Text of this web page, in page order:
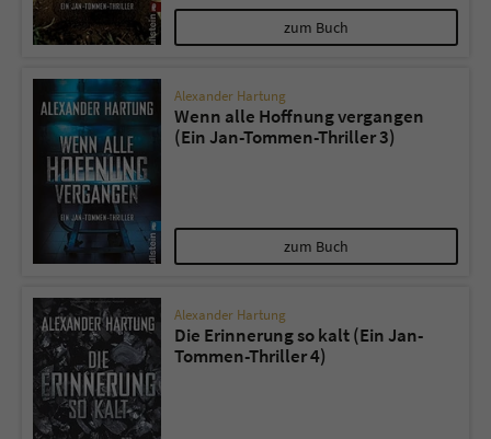
zum Buch
Alexander Hartung
Wenn alle Hoffnung vergangen
(Ein Jan-Tommen-Thriller 3)
zum Buch
Alexander Hartung
Die Erinnerung so kalt (Ein Jan-
Tommen-Thriller 4)